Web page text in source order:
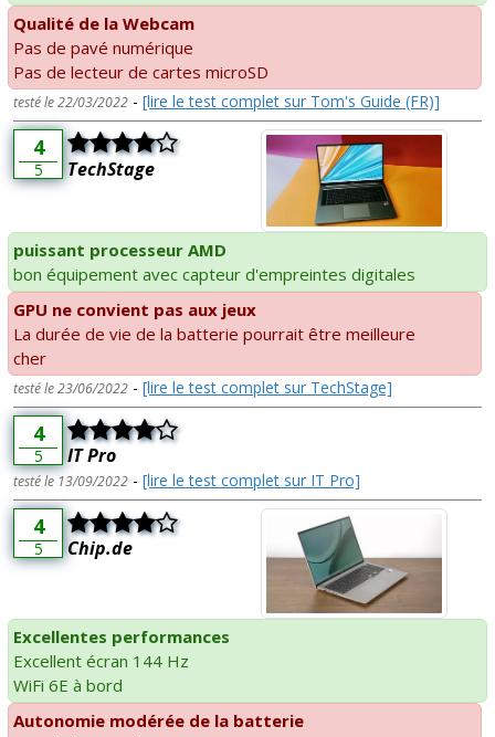
Qualité de la Webcam
Pas de pavé numérique
Pas de lecteur de cartes microSD
testé le 22/03/2022 - [lire le test complet sur Tom's Guide (FR)]
4
5 TechStage
puissant processeur AMD
bon équipement avec capteur d'empreintes digitales
GPU ne convient pas aux jeux
La durée de vie de la batterie pourrait être meilleure
cher
testé le 23/06/2022 - [lire le test complet sur TechStage]
4
5 IT Pro
testé le 13/09/2022 - [lire le test complet sur IT Pro]
4
5 Chip.de
Excellentes performances
Excellent écran 144 Hz
WiFi 6E à bord
Autonomie modérée de la batterie